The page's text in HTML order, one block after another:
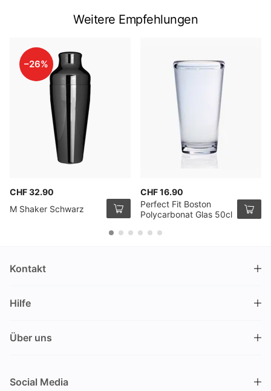
Weitere Empfehlungen
–26%
CHF 32.90
M Shaker Schwarz
CHF 16.90
Perfect Fit Boston
Polycarbonat Glas 50cl
Kontakt
Nüschelerstrasse 35
Schweiz
info@drinks.ch
Hilfe
Lieferung & Abholung
Über uns
Über uns
Social Media